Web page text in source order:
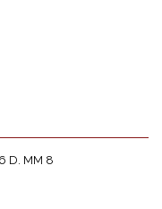
D. MM 8